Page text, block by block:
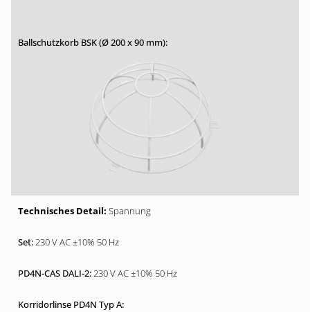
Spannung
230 V AC ±10% 50 Hz
230 V AC ±10% 50 Hz